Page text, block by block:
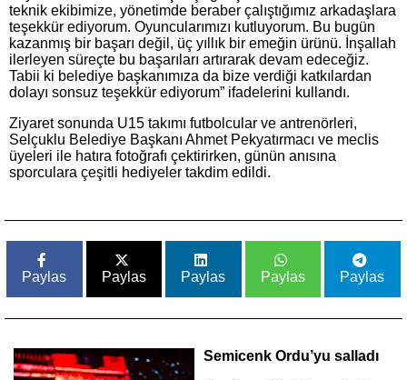
teknik ekibimize, yönetimde beraber çalıştığımız arkadaşlara
teşekkür ediyorum. Oyuncularımızı kutluyorum. Bu bugün
kazanmış bir başarı değil, üç yıllık bir emeğin ürünü. İnşallah
ilerleyen süreçte bu başarıları artırarak devam edeceğiz.
Tabii ki belediye başkanımıza da bize verdiği katkılardan
dolayı sonsuz teşekkür ediyorum” ifadelerini kullandı.
Ziyaret sonunda U15 takımı futbolcular ve antrenörleri,
Selçuklu Belediye Başkanı Ahmet Pekyatırmacı ve meclis
üyeleri ile hatıra fotoğrafı çektirirken, günün anısına
sporculara çeşitli hediyeler takdim edildi.
Paylas Paylas Paylas Paylas Paylas
Semicenk Ordu’yu salladı